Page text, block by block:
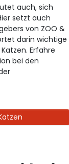
auch, sich
setzt auch
von ZOO &
darin wichtige
Erfahre
bei den